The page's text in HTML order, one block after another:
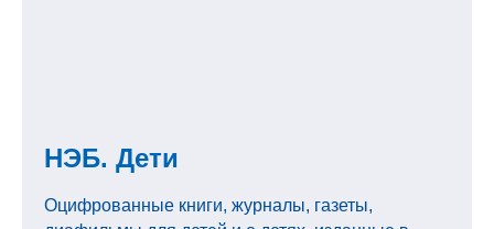
НЭБ. Дети
Оцифрованные книги, журналы, газеты,